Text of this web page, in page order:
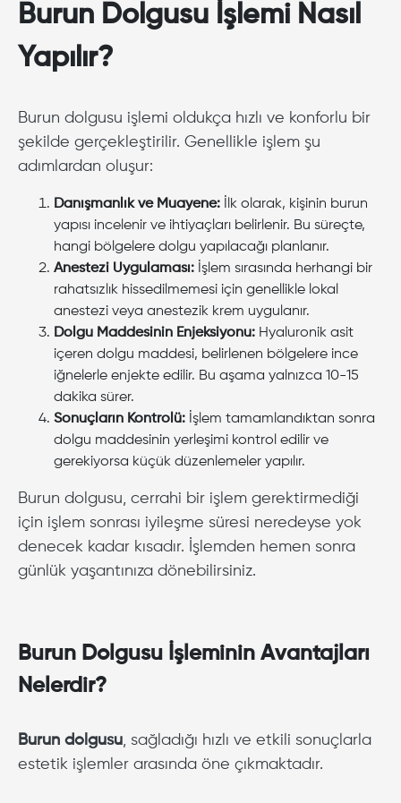
Burun Dolgusu İşlemi Nasıl
Yapılır?
Burun dolgusu işlemi oldukça hızlı ve konforlu bir
şekilde gerçekleştirilir. Genellikle işlem şu
adımlardan oluşur:
Danışmanlık ve Muayene: İlk olarak, kişinin burun
yapısı incelenir ve ihtiyaçları belirlenir. Bu süreçte,
hangi bölgelere dolgu yapılacağı planlanır.
Anestezi Uygulaması: İşlem sırasında herhangi bir
rahatsızlık hissedilmemesi için genellikle lokal
anestezi veya anestezik krem uygulanır.
Dolgu Maddesinin Enjeksiyonu: Hyaluronik asit
içeren dolgu maddesi, belirlenen bölgelere ince
iğnelerle enjekte edilir. Bu aşama yalnızca 10-15
dakika sürer.
Sonuçların Kontrolü: İşlem tamamlandıktan sonra
dolgu maddesinin yerleşimi kontrol edilir ve
gerekiyorsa küçük düzenlemeler yapılır.
Burun dolgusu, cerrahi bir işlem gerektirmediği
için işlem sonrası iyileşme süresi neredeyse yok
denecek kadar kısadır. İşlemden hemen sonra
günlük yaşantınıza dönebilirsiniz.
Burun Dolgusu İşleminin Avantajları
Nelerdir?
Burun dolgusu, sağladığı hızlı ve etkili sonuçlarla
estetik işlemler arasında öne çıkmaktadır.